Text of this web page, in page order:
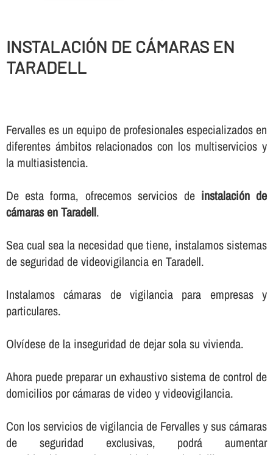
INSTALACIÓN DE CÁMARAS EN
TARADELL
Fervalles es un equipo de profesionales especializados en
diferentes ámbitos relacionados con los multiservicios y
la multiasistencia.
De esta forma, ofrecemos servicios de instalación de
cámaras en Taradell.
Sea cual sea la necesidad que tiene, instalamos sistemas
de seguridad de videovigilancia en Taradell.
Instalamos cámaras de vigilancia para empresas y
particulares.
Olví­dese de la inseguridad de dejar sola su vivienda.
Ahora puede preparar un exhaustivo sistema de control de
domicilios por cámaras de video y videovigilancia.
Con los servicios de vigilancia de Fervalles y sus cámaras
de seguridad exclusivas, podrá aumentar